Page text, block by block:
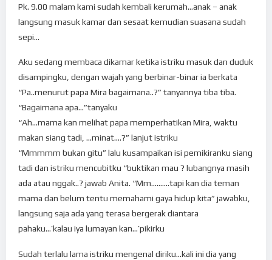
Pk. 9.00 malam kami sudah kembali kerumah…anak – anak
langsung masuk kamar dan sesaat kemudian suasana sudah
sepi…
Aku sedang membaca dikamar ketika istriku masuk dan duduk
disampingku, dengan wajah yang berbinar-binar ia berkata
“Pa..menurut papa Mira bagaimana..?” tanyannya tiba tiba.
“Bagaimana apa…”tanyaku
“Ah…mama kan melihat papa memperhatikan Mira, waktu
makan siang tadi, …minat….?” lanjut istriku
“Mmmmm bukan gitu” lalu kusampaikan isi pemikiranku siang
tadi dan istriku mencubitku “buktikan mau ? lubangnya masih
ada atau nggak..? jawab Anita. “Mm……….tapi kan dia teman
mama dan belum tentu memahami gaya hidup kita” jawabku,
langsung saja ada yang terasa bergerak diantara
pahaku…’kalau iya lumayan kan…’pikirku
Sudah terlalu lama istriku mengenal diriku…kali ini dia yang